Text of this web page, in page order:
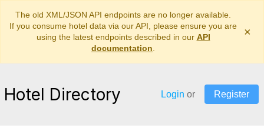
The old XML/JSON API endpoints are no longer available.
If you consume hotel data via our API, please ensure you are
using the latest endpoints described in our API
documentation
×
Hotel Directory Login or Register